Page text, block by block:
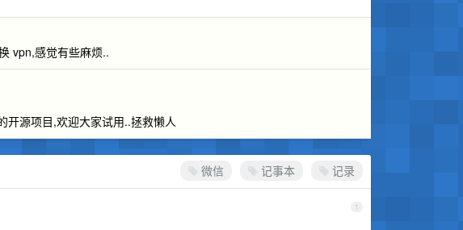
vpn,感觉有些麻烦..
开源项目,欢迎大家试用..拯救懒人
微信 记事本 记录
1